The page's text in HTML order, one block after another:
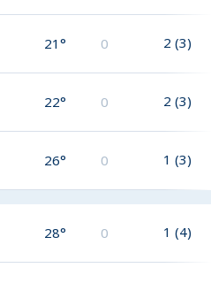
21° 0 2 (3)
22° 0 2 (3)
26° 0 1 (3)
28° 0 1 (4)